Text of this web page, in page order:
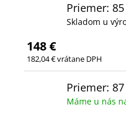
Priemer:
Skladom u
148 €
182,04 € vrátane DPH
Priemer:
Máme u nás